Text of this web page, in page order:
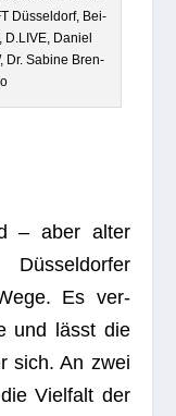
Düs­sel­dorf, Bei­
Daniel
Dr. Sabine Bren­
– aber alter
Es ver­
und lässt die
sich. An zwei
Viel­falt der